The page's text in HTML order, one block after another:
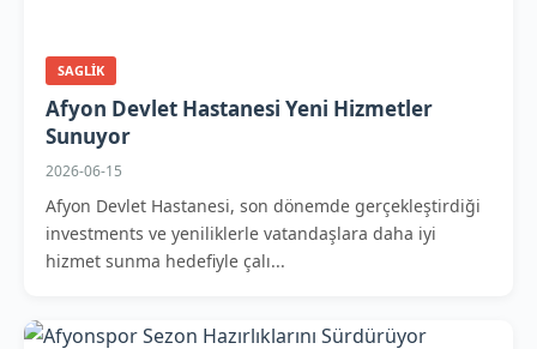
SAGLIK
Afyon Devlet Hastanesi Yeni Hizmetler
Sunuyor
2026-06-15
Afyon Devlet Hastanesi, son dönemde gerçekleştirdiği
investments ve yeniliklerle vatandaşlara daha iyi
hizmet sunma hedefiyle çalı...